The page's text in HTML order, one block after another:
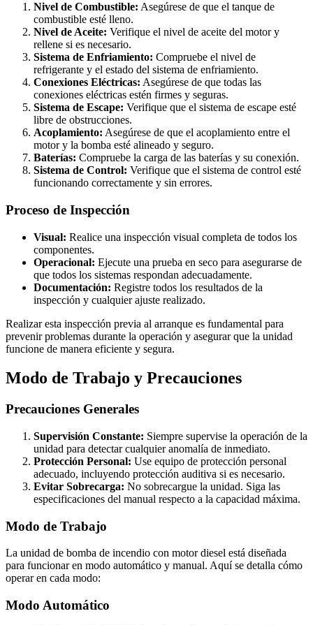
Nivel de Combustible: Asegúrese de que el tanque de
combustible esté lleno.
Nivel de Aceite: Verifique el nivel de aceite del motor y
rellene si es necesario.
Sistema de Enfriamiento: Compruebe el nivel de
refrigerante y el estado del sistema de enfriamiento.
Conexiones Eléctricas: Asegúrese de que todas las
conexiones eléctricas estén firmes y seguras.
Sistema de Escape: Verifique que el sistema de escape esté
libre de obstrucciones.
Acoplamiento: Asegúrese de que el acoplamiento entre el
motor y la bomba esté alineado y seguro.
Baterías: Compruebe la carga de las baterías y su conexión.
Sistema de Control: Verifique que el sistema de control esté
funcionando correctamente y sin errores.
Proceso de Inspección
Visual: Realice una inspección visual completa de todos los
componentes.
Operacional: Ejecute una prueba en seco para asegurarse de
que todos los sistemas respondan adecuadamente.
Documentación: Registre todos los resultados de la
inspección y cualquier ajuste realizado.
Realizar esta inspección previa al arranque es fundamental para
prevenir problemas durante la operación y asegurar que la unidad
funcione de manera eficiente y segura.
Modo de Trabajo y Precauciones
Precauciones Generales
Supervisión Constante: Siempre supervise la operación de la
unidad para detectar cualquier anomalía de inmediato.
Protección Personal: Use equipo de protección personal
adecuado, incluyendo protección auditiva si es necesario.
Evitar Sobrecarga: No sobrecargue la unidad. Siga las
especificaciones del manual respecto a la capacidad máxima.
Modo de Trabajo
La unidad de bomba de incendio con motor diesel está diseñada
para funcionar en modo automático y manual. Aquí se detalla cómo
operar en cada modo:
Modo Automático